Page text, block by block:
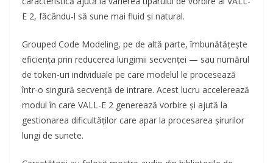
E 2, făcându-l să sune mai fluid și natural.
Grouped Code Modeling, pe de altă parte, îmbunătățește
eficiența prin reducerea lungimii secvenței — sau numărul
de token-uri individuale pe care modelul le procesează
într-o singură secvență de intrare. Acest lucru accelerează
modul în care VALL-E 2 generează vorbire și ajută la
gestionarea dificultăților care apar la procesarea șirurilor
lungi de sunete.